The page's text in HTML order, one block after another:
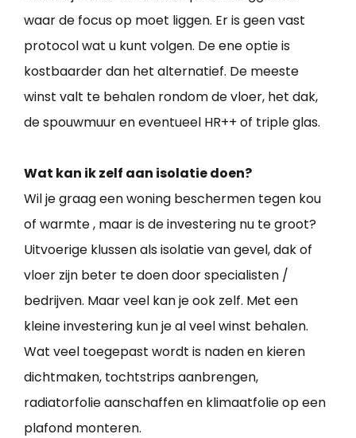
waar de focus op moet liggen. Er is geen vast
protocol wat u kunt volgen. De ene optie is
kostbaarder dan het alternatief. De meeste
winst valt te behalen rondom de vloer, het dak,
de spouwmuur en eventueel HR++ of triple glas.
Wat kan ik zelf aan isolatie doen?
Wil je graag een woning beschermen tegen kou
of warmte , maar is de investering nu te groot?
Uitvoerige klussen als isolatie van gevel, dak of
vloer zijn beter te doen door specialisten /
bedrijven. Maar veel kan je ook zelf. Met een
kleine investering kun je al veel winst behalen.
Wat veel toegepast wordt is naden en kieren
dichtmaken, tochtstrips aanbrengen,
radiatorfolie aanschaffen en klimaatfolie op een
plafond monteren.